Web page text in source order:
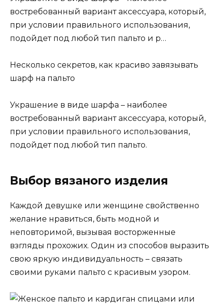
востребованный вариант аксессуара, который,
при условии правильного использования,
подойдет под любой тип пальто и р…
Несколько секретов, как красиво завязывать
шарф на пальто
Украшение в виде шарфа – наиболее
востребованный вариант аксессуара, который,
при условии правильного использования,
подойдет под любой тип пальто.
Выбор вязаного изделия
Каждой девушке или женщине свойственно
желание нравиться, быть модной и
неповторимой, вызывая восторженные
взгляды прохожих. Один из способов выразить
свою яркую индивидуальность – связать
своими руками пальто с красивым узором.